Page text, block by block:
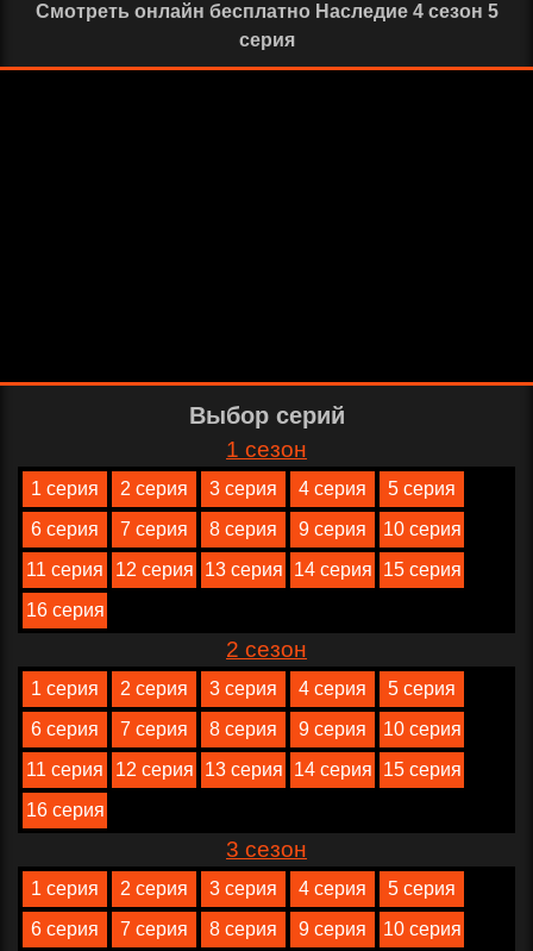
Смотреть онлайн бесплатно Наследие 4 сезон 5
серия
Выбор серий
1 сезон
1 серия 2 серия 3 серия 4 серия
5 серия
6 серия
7 серия 8 серия 9 серия
10 серия
11 серия
12 серия 13 серия 14 серия
15 серия
16 серия
2 сезон
1 серия 2 серия 3 серия 4 серия
5 серия
6 серия
7 серия 8 серия 9 серия
10 серия
11 серия
12 серия 13 серия 14 серия
15 серия
16 серия
3 сезон
1 серия 2 серия 3 серия 4 серия
5 серия
6 серия
7 серия 8 серия 9 серия
10 серия